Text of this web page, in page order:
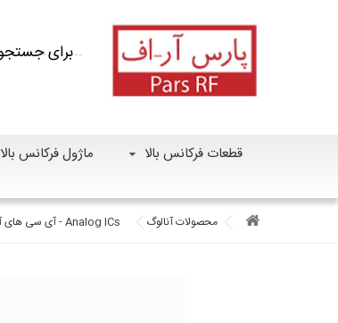
قطعات فرکانس بالا ماژول فرکانس بالا
محصولات آنالوگ Analog ICs - آی سی های آنالوگ